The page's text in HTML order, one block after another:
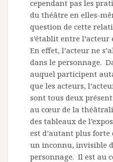
cependant pas les
du théâtre en elles-
question de cette
s’établit entre l’acteur
En effet, l’acteur ne
dans le personnage.
auquel participent
que les acteurs,
sont tous deux
au cœur de la
des tableaux de
est d’autant plus forte
un inconnu, invisible
personnage. Il est au